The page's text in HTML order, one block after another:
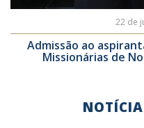
22 de
Admissão ao
Missionárias de